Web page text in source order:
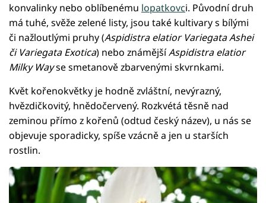
konvalinky nebo oblíbenému lopatkovci. Původní druh
má tuhé, svěže zelené listy, jsou také kultivary s bílými
či nažloutlými pruhy (Aspidistra elatior Variegata Ashei
či Variegata Exotica) nebo známějšíAspidistra elatior
Milky Wayse smetanově zbarvenými skvrnkami.
Květ kořenokvětky je hodně zvláštní, nevýrazný,
hvězdičkovitý, hnědočervený. Rozkvétá těsně nad
zeminou přímo z kořenů (odtud český název), u nás se
objevuje sporadicky, spíše vzácně a jen u starších
rostlin.